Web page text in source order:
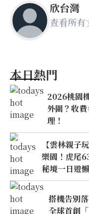
欣台灣
查看所有
本日熱門
2026桃園
外圍？收
理！
【雲林親子
樂園！虎尾
秘境一日遊
搭機告別
全球首創